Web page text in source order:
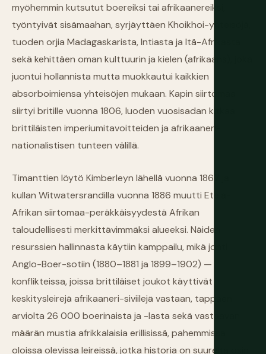
myöhemmin kutsutut boereiksi tai afrikaanereiksi,
työntyivät sisämaahan, syrjäyttäen Khoikhoi-yhteisöjä,
tuoden orjia Madagaskarista, Intiasta ja Itä-Afrikasta
sekä kehittäen oman kulttuurin ja kielen (afrikaans), joka
juontui hollannista mutta muokkautui kaikkien
absorboimiensa yhteisöjen mukaan. Kapin siirtomaa
siirtyi britille vuonna 1806, luoden vuosisadan kitkaa
brittiläisten imperiumitavoitteiden ja afrikaaneri-
nationalistisen tunteen välillä.
Timanttien löytö Kimberleyn lähellä vuonna 1867 ja
kullan Witwatersrandilla vuonna 1886 muutti Etelä-
Afrikan siirtomaa-peräkkäisyydestä Afrikan
taloudellisesti merkittävimmäksi alueeksi. Näiden
resurssien hallinnasta käytiin kamppailu, mikä johti
Anglo-Boer-sotiin (1880–1881 ja 1899–1902) —
konflikteissa, joissa brittiläiset joukot käyttivät
keskitysleirejä afrikaaneri-siviilejä vastaan, tappaen
arviolta 26 000 boerinaista ja -lasta sekä vastaavan
määrän mustia afrikkalaisia erillisissä, pahemmissa
oloissa olevissa leireissä, jotka historia on suurelta osin